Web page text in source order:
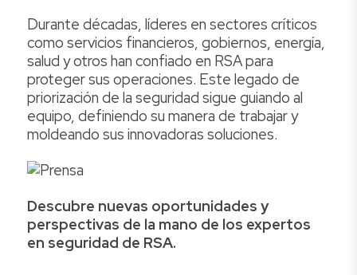
Durante décadas, líderes en sectores críticos
como servicios financieros, gobiernos, energía,
salud y otros han confiado en RSA para
proteger sus operaciones. Este legado de
priorización de la seguridad sigue guiando al
equipo, definiendo su manera de trabajar y
moldeando sus innovadoras soluciones.
Descubre nuevas oportunidades y
perspectivas de la mano de los expertos
en seguridad de RSA.